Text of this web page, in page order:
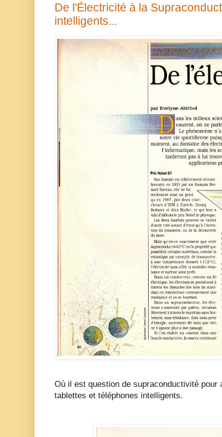
De l'Électricité à la
intelligents...
Où il est question de supraconductivité pour
tablettes et téléphones intelligents.